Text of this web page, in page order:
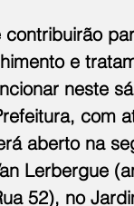
e
neste
com
aberto na
Lerbergue
52), no